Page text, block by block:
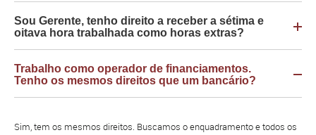
Sou Gerente, tenho direito a receber a sétima e
oitava hora trabalhada como horas extras?
Trabalho como operador de financiamentos.
Tenho os mesmos direitos que um bancário?
Sim, tem os mesmos direitos. Buscamos o enquadramento e todos os